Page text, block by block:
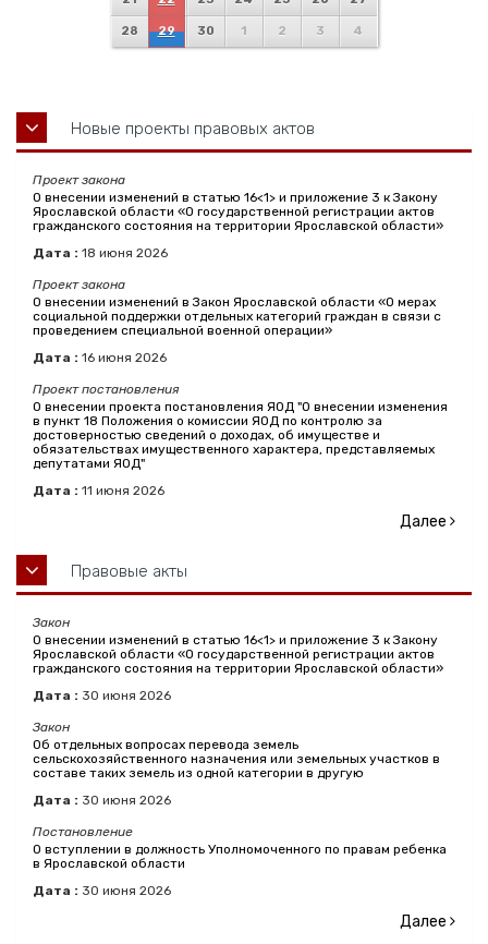
28 29 30 1 2 3 4
Новые проекты правовых актов
Проект закона
О внесении изменений в статью 16<1> и приложение 3 к Закону
Ярославской области «О государственной регистрации актов
гражданского состояния на территории Ярославской области»
Дата : 18 июня 2026
Проект закона
О внесении изменений в Закон Ярославской области «О мерах
социальной поддержки отдельных категорий граждан в связи с
проведением специальной военной операции»
Дата : 16 июня 2026
Проект постановления
О внесении проекта постановления ЯОД "О внесении изменения
в пункт 18 Положения о комиссии ЯОД по контролю за
достоверностью сведений о доходах, об имуществе и
обязательствах имущественного характера, представляемых
депутатами ЯОД"
Дата : 11 июня 2026
Далее
Правовые акты
Закон
О внесении изменений в статью 16<1> и приложение 3 к Закону
Ярославской области «О государственной регистрации актов
гражданского состояния на территории Ярославской области»
Дата : 30 июня 2026
Закон
Об отдельных вопросах перевода земель
сельскохозяйственного назначения или земельных участков в
составе таких земель из одной категории в другую
Дата : 30 июня 2026
Постановление
О вступлении в должность Уполномоченного по правам ребенка
в Ярославской области
Дата : 30 июня 2026
Далее